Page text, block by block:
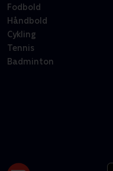
Fodbold
Håndbold
Cykling
Tennis
Badminton